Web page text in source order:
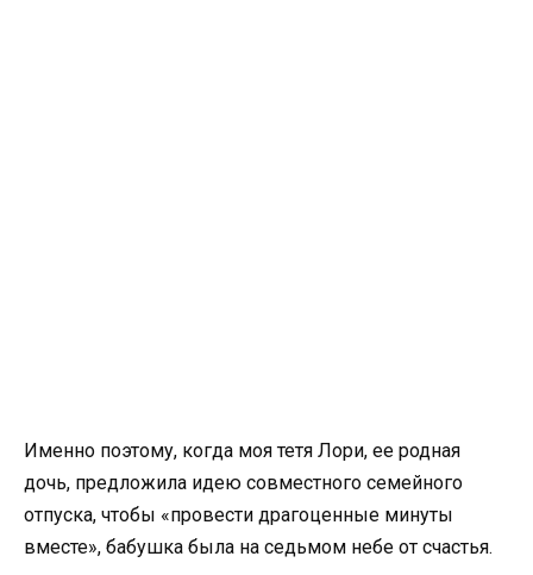
Именно поэтому, когда моя тетя Лори, ее родная
дочь, предложила идею совместного семейного
отпуска, чтобы «провести драгоценные минуты
вместе», бабушка была на седьмом небе от счастья.